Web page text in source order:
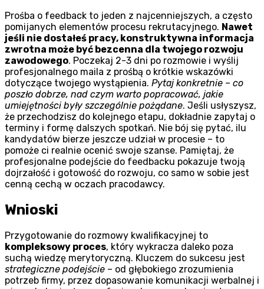
Prośba o feedback to jeden z najcenniejszych, a często
pomijanych elementów procesu rekrutacyjnego. Nawet
jeśli nie dostałeś pracy, konstruktywna informacja
zwrotna może być bezcenna dla twojego rozwoju
zawodowego. Poczekaj 2-3 dni po rozmowie i wyślij
profesjonalnego maila z prośbą o krótkie wskazówki
dotyczące twojego wystąpienia. Pytaj konkretnie – co
poszło dobrze, nad czym warto popracować, jakie
umiejętności były szczególnie pożądane. Jeśli usłyszysz,
że przechodzisz do kolejnego etapu, dokładnie zapytaj o
terminy i formę dalszych spotkań. Nie bój się pytać, ilu
kandydatów bierze jeszcze udział w procesie – to
pomoże ci realnie ocenić swoje szanse. Pamiętaj, że
profesjonalne podejście do feedbacku pokazuje twoją
dojrzałość i gotowość do rozwoju, co samo w sobie jest
cenną cechą w oczach pracodawcy.
Wnioski
Przygotowanie do rozmowy kwalifikacyjnej to
kompleksowy proces, który wykracza daleko poza
suchą wiedzę merytoryczną. Kluczem do sukcesu jest
strategiczne podejście – od głębokiego zrozumienia
potrzeb firmy, przez dopasowanie komunikacji werbalnej i